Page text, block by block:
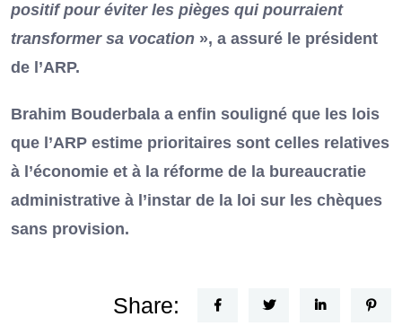
positif pour éviter les pièges qui pourraient
transformer sa vocation », a assuré le président
de l’ARP.
Brahim Bouderbala a enfin souligné que les lois
que l’ARP estime prioritaires sont celles relatives
à l’économie et à la réforme de la bureaucratie
administrative à l’instar de la loi sur les chèques
sans provision.
Share: